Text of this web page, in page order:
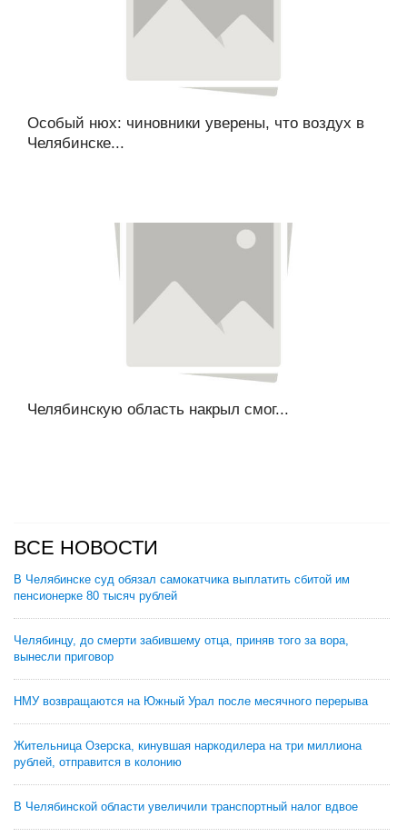
Особый нюх: чиновники уверены, что воздух в
Челябинске...
Челябинскую область накрыл смог...
ВСЕ НОВОСТИ
В Челябинске суд обязал самокатчика выплатить сбитой им
пенсионерке 80 тысяч рублей
Челябинцу, до смерти забившему отца, приняв того за вора,
вынесли приговор
НМУ возвращаются на Южный Урал после месячного перерыва
Жительница Озерска, кинувшая наркодилера на три миллиона
рублей, отправится в колонию
В Челябинской области увеличили транспортный налог вдвое